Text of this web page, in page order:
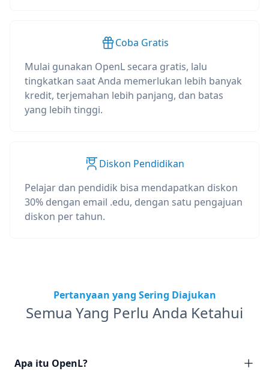
Coba Gratis
Mulai gunakan OpenL secara gratis, lalu
tingkatkan saat Anda memerlukan lebih banyak
kredit, terjemahan lebih panjang, dan batas
yang lebih tinggi.
Diskon Pendidikan
Pelajar dan pendidik bisa mendapatkan diskon
30% dengan email .edu, dengan satu pengajuan
diskon per tahun.
Pertanyaan yang Sering Diajukan
Semua Yang Perlu Anda Ketahui
Apa itu OpenL?